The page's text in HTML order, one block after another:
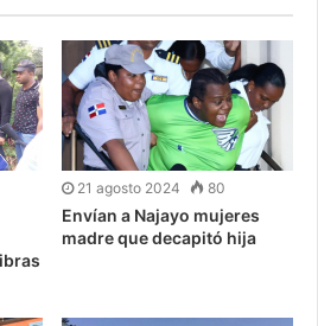
21 agosto 2024 80
Envían a Najayo mujeres
madre que decapitó hija